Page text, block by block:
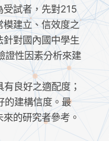
受試者，先對215
建立、信效度之
對國內國中學生
證性因素分析來建
良好之適配度；
的建構信度。最
的研究者參考。